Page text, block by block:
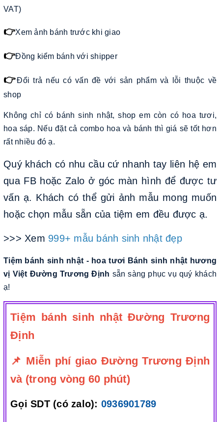
VAT)
👉Xem ảnh bánh trước khi giao
👉Đồng kiểm bánh với shipper
👉Đổi trả nếu có vấn đề với sản phẩm và lỗi thuộc về
shop
Không chỉ có bánh sinh nhật, shop em còn có hoa tươi,
hoa sáp. Nếu đặt cả combo hoa và bánh thì giá sẽ tốt hơn
rất nhiều đó ạ.
Quý khách có nhu cầu cứ nhanh tay liên hệ em
qua FB hoặc Zalo ở góc màn hình để được tư
vấn ạ. Khách có thể gửi ảnh mẫu mong muốn
hoặc chọn mẫu sẵn của tiệm em đều được ạ.
>>> Xem 999+ mẫu bánh sinh nhật đẹp
Tiệm bánh sinh nhật - hoa tươi Bánh sinh nhật hương
vị Việt Đường Trương Định sẵn sàng phục vụ quý khách
ạ!
Tiệm bánh sinh nhật Đường Trương
Định
📌 Miễn phí giao Đường Trương Định
và (trong vòng 60 phút)
Gọi SDT (có zalo): 0936901789